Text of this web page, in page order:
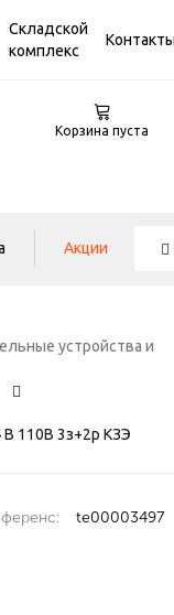
Складской
комплекс
Корзина пуста
Акции
устройства и
110В 3з+2р КЗЭ
te00003497